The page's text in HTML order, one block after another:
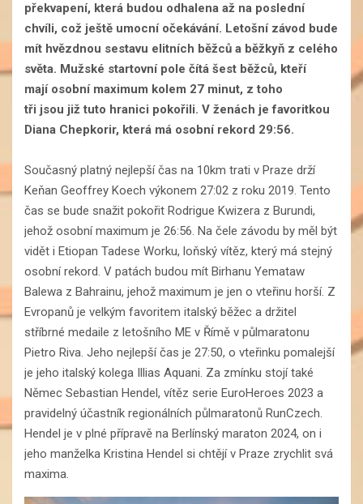
překvapení, která budou odhalena až na poslední
chvíli, což ještě umocní očekávání. Letošní závod bude
mít hvězdnou sestavu elitních běžců a běžkyň z celého
světa. Mužské startovní pole čítá šest běžců, kteří
mají osobní maximum kolem 27 minut, z toho
tři jsou již tuto hranici pokořili. V ženách je favoritkou
Diana Chepkorir, která má osobní rekord 29:56.
Současný platný nejlepší čas na 10km trati v Praze drží
Keňan Geoffrey Koech výkonem 27:02 z roku 2019. Tento
čas se bude snažit pokořit Rodrigue Kwizera z Burundi,
jehož osobní maximum je 26:56. Na čele závodu by měl být
vidět i Etiopan Tadese Worku, loňský vítěz, který má stejný
osobní rekord. V patách budou mít Birhanu Yemataw
Balewa z Bahrainu, jehož maximum je jen o vteřinu horší. Z
Evropanů je velkým favoritem italský běžec a držitel
stříbrné medaile z letošního ME v Římě v půlmaratonu
Pietro Riva. Jeho nejlepší čas je 27:50, o vteřinku pomalejší
je jeho italský kolega Illias Aquani. Za zmínku stojí také
Němec Sebastian Hendel, vítěz serie EuroHeroes 2023 a
pravidelný účastník regionálních půlmaratonů RunCzech.
Hendel je v plné přípravě na Berlínský maraton 2024, on i
jeho manželka Kristina Hendel si chtějí v Praze zrychlit svá
maxima.